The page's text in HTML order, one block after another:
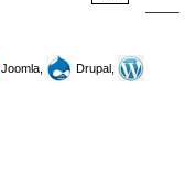
Joomla,
Drupal,